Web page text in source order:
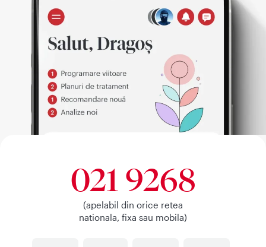
021 9268
(apelabil din orice retea
nationala, fixa sau mobila)